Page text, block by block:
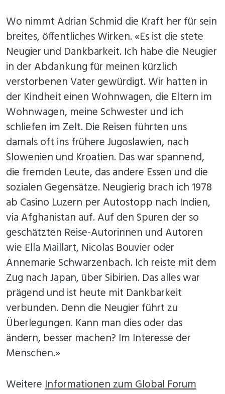
Wo nimmt Adrian Schmid die Kraft her für sein
breites, öffentliches Wirken. «Es ist die stete
Neugier und Dankbarkeit. Ich habe die Neugier
in der Abdankung für meinen kürzlich
verstorbenen Vater gewürdigt. Wir hatten in
der Kindheit einen Wohnwagen, die Eltern im
Wohnwagen, meine Schwester und ich
schliefen im Zelt. Die Reisen führten uns
damals oft ins frühere Jugoslawien, nach
Slowenien und Kroatien. Das war spannend,
die fremden Leute, das andere Essen und die
sozialen Gegensätze. Neugierig brach ich 1978
ab Casino Luzern per Autostopp nach Indien,
via Afghanistan auf. Auf den Spuren der so
geschätzten Reise-Autorinnen und Autoren
wie Ella Maillart, Nicolas Bouvier oder
Annemarie Schwarzenbach. Ich reiste mit dem
Zug nach Japan, über Sibirien. Das alles war
prägend und ist heute mit Dankbarkeit
verbunden. Denn die Neugier führt zu
Überlegungen. Kann man dies oder das
ändern, besser machen? Im Interesse der
Menschen.»
WeitereInformationen zum Global Forum